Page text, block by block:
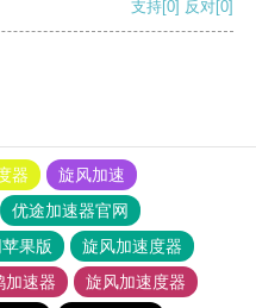
支持[0] 反对[0]
器
旋风加速
优途加速器官网
果版
旋风加速度器
加速器 旋风加速度器